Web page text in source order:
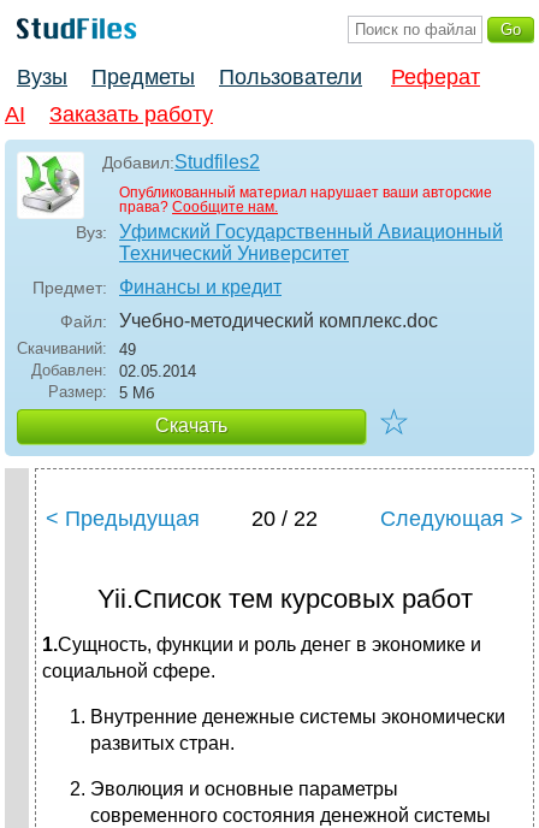
Вузы Предметы Пользователи
Реферат
AI
Заказать работу
Добавил:Studfiles2
Опубликованный материал нарушает ваши авторские
права? Сообщите нам.
Вуз:
Уфимский Государственный Авиационный
Технический Университет
Предмет: Финансы и кредит
Файл: Учебно-методический комплекс.doc
Скачиваний:
49
Добавлен:
02.05.2014
Размер:
5 Мб
Скачать ☆
< Предыдущая 20 / 22 Следующая >
Yii.Список тем курсовых работ
1.Сущность, функции и роль денег в экономике и
социальной сфере.
Внутренние денежные системы экономически
развитых стран.
Эволюция и основные параметры
современного состояния денежной системы